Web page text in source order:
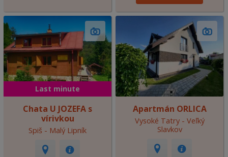
Last minute
Chata U JOZEFA s
vírivkou
Spiš - Malý Lipník
Apartmán ORLICA
Vysoké Tatry - Veľký
Slavkov